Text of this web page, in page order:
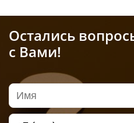
Остались
с Вами!